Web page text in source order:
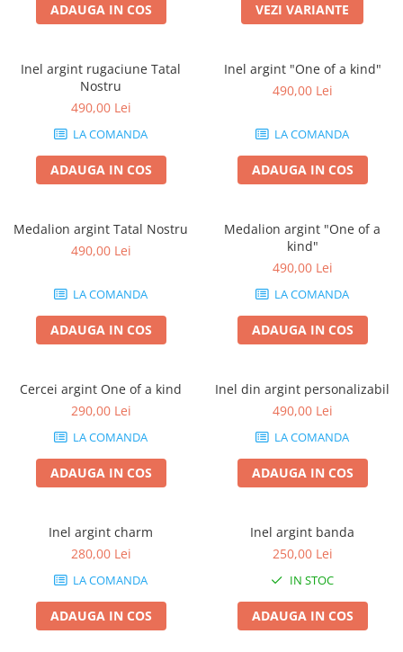
ADAUGA IN COS VEZI VARIANTE
Inel argint rugaciune Tatal
Nostru
490,00 Lei
LA COMANDA
ADAUGA IN COS
Inel argint "One of a kind"
490,00 Lei
LA COMANDA
ADAUGA IN COS
Medalion argint Tatal Nostru
490,00 Lei
LA COMANDA
ADAUGA IN COS
Medalion argint "One of a
kind"
490,00 Lei
LA COMANDA
ADAUGA IN COS
Cercei argint One of a kind
290,00 Lei
LA COMANDA
ADAUGA IN COS
Inel din argint personalizabil
490,00 Lei
LA COMANDA
ADAUGA IN COS
Inel argint charm
280,00 Lei
LA COMANDA
ADAUGA IN COS
Inel argint banda
250,00 Lei
IN STOC
ADAUGA IN COS